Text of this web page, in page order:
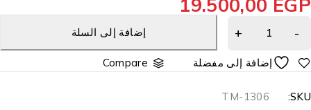
19.500,00
إضافة إلى السلة
Compare
TM-1306